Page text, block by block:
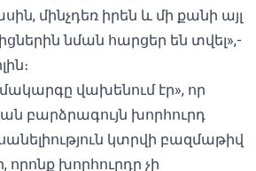
մինչդեռ իրեն և մի քանի այլ
նման հարցեր են տվել»,-
։
վախենում էր», որ
բարձրագույն խորհուրդ
կտրվի բազմաթիվ
որոնք խորհուրդը չի